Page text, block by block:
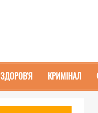
ЗДОРОВ'Я КРИМІНАЛ